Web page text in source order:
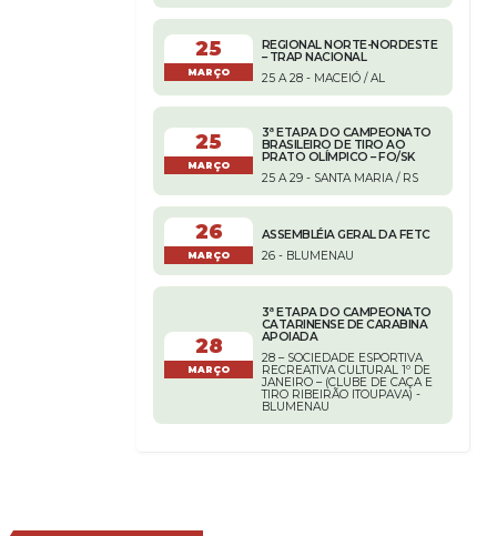
25
MARÇO
REGIONAL NORTE-NORDESTE
– TRAP NACIONAL
25 A 28 - MACEIÓ / AL
25
MARÇO
3ª ETAPA DO CAMPEONATO
BRASILEIRO DE TIRO AO
PRATO OLÍMPICO – FO/SK
25 A 29 - SANTA MARIA / RS
26
MARÇO
ASSEMBLÉIA GERAL DA FETC
26 - BLUMENAU
28
MARÇO
3ª ETAPA DO CAMPEONATO
CATARINENSE DE CARABINA
APOIADA
28 – SOCIEDADE ESPORTIVA
RECREATIVA CULTURAL 1º DE
JANEIRO – (CLUBE DE CAÇA E
TIRO RIBEIRÃO ITOUPAVA) -
BLUMENAU